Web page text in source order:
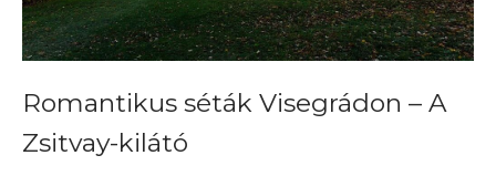
Romantikus séták Visegrádon – A
Zsitvay-kilátó